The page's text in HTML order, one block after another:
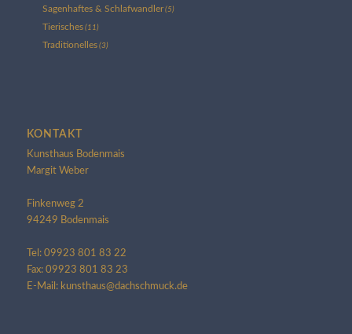
Sagenhaftes & Schlafwandler (5)
Tierisches (11)
Traditionelles (3)
KONTAKT
Kunsthaus Bodenmais
Margit Weber
Finkenweg 2
94249 Bodenmais
Tel: 09923 801 83 22
Fax: 09923 801 83 23
E-Mail: kunsthaus@dachschmuck.de